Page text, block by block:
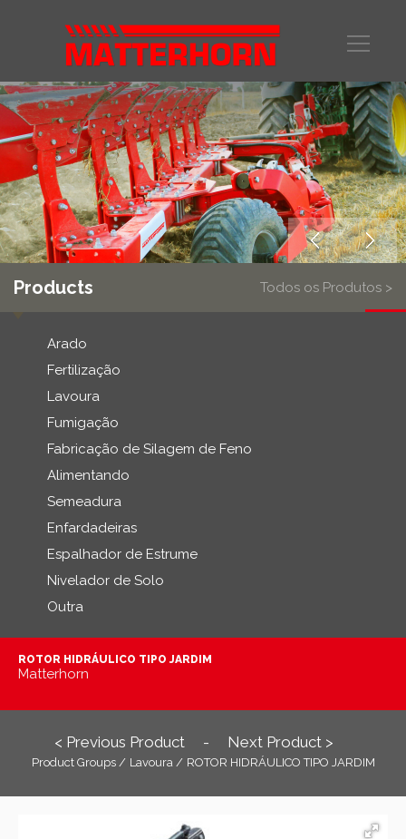
Products Todos os Produtos >
Arado
Fertilização
Lavoura
Fumigação
Fabricação de Silagem de Feno
Alimentando
Semeadura
Enfardadeiras
Espalhador de Estrume
Nivelador de Solo
Outra
ROTOR HIDRÁULICO TIPO JARDIM
Matterhorn
< Previous Product - Next Product >
Product Groups / Lavoura / ROTOR HIDRÁULICO TIPO JARDIM